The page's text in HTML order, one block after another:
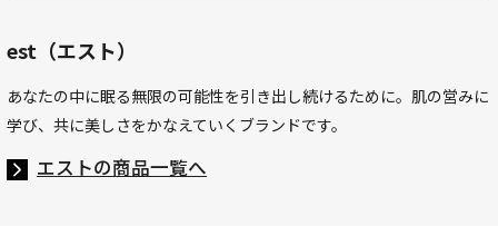
est（エスト）
あなたの中に眠る無限の可能性を引き出し続けるために。肌の営みに
学び、共に美しさをかなえていくブランドです。
エストの商品一覧へ